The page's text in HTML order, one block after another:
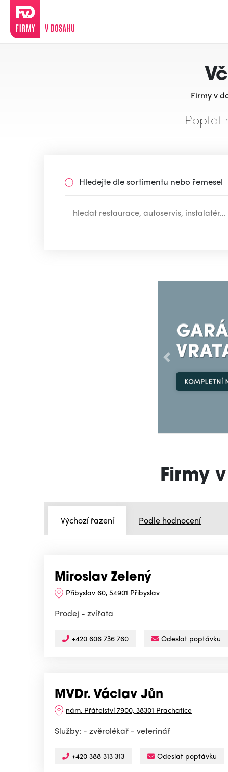
Firmy v
Poptat
Hledejte dle sortimentu nebo řemesel
Předchozí
Firmy
Výchozí řazení Podle hodnocení
Miroslav Zelený
Přibyslav 60, 54901 Přibyslav
Prodej - zvířata
+420 606 736 760 Odeslat poptávku
MVDr. Václav Jůn
nám. Přátelství 7900, 38301 Prachatice
Služby: - zvěrolékař - veterinář
+420 388 313 313 Odeslat poptávku